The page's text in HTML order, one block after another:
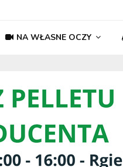
NA WŁASNE OCZY